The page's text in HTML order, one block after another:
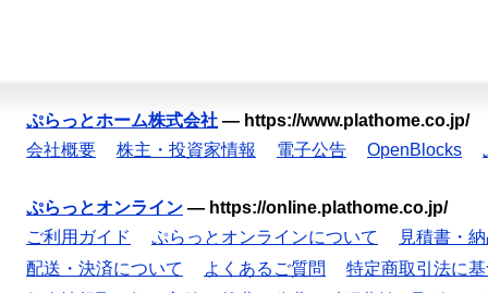
ぷらっとホーム株式会社 — https://www.plathome.co.jp/
会社概要
株主・投資家情報 電子公告 OpenBlocks
ぷらっとオンライン — https://online.plathome.co.jp/
ご利用ガイド
ぷらっとオンラインについて
見積書・
配送・決済について
よくあるご質問
特定商取引法に